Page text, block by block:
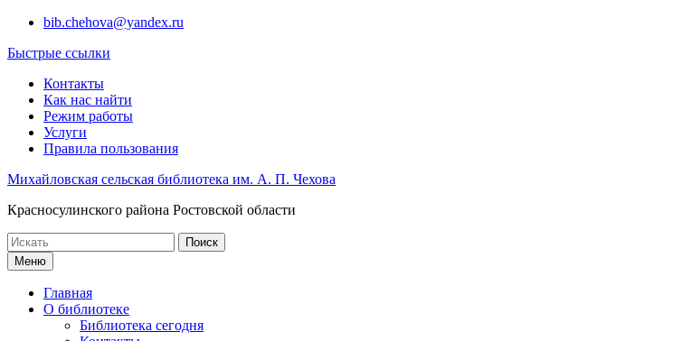
Перейти
содержимому
bib.chehova@yandex.ru
Быстрые ссылки
Контакты
Как нас найти
Режим работы
Услуги
Правила пользования
Михайловская сельская библиотека им. А. П. Чехова
Красносулинского района Ростовской области
Поиск
по:Меню
Главная
О библиотеке
Библиотека сегодня